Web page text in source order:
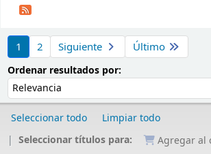
1 2 Siguiente Último
Ordenar resultados por:
Seleccionar todo
Limpiar todo
Seleccionar títulos para:
Agregar al